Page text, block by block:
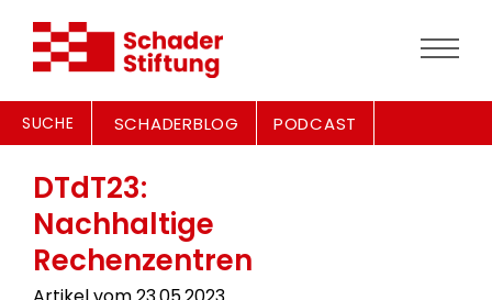
SUCHE SCHADERBLOG PODCAST
DTdT23:
Nachhaltige
Rechenzentren